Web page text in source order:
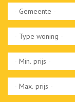
- Gemeente -
- Type woning -
- Min. prijs -
- Max. prijs -